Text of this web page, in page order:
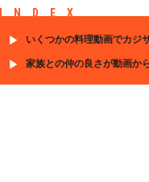
INDEX
いくつかの料理動画でカジサッ
家族との仲の良さが動画か